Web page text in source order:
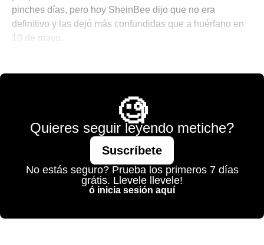
pinches días, pero hoy SheinBee dijo que no era
definitivo y las dejó más confundidas que a huérfano en
10 de mayo.
🧐
Quieres seguir leyendo metiche?
Suscríbete
No estás seguro? Prueba los primeros 7 días
grátis. Llevele llevele!
ó inicia sesión aquí